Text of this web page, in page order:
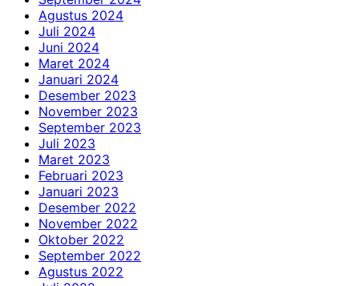
Agustus 2024
Juli 2024
Juni 2024
Maret 2024
Januari 2024
Desember 2023
November 2023
September 2023
Juli 2023
Maret 2023
Februari 2023
Januari 2023
Desember 2022
November 2022
Oktober 2022
September 2022
Agustus 2022